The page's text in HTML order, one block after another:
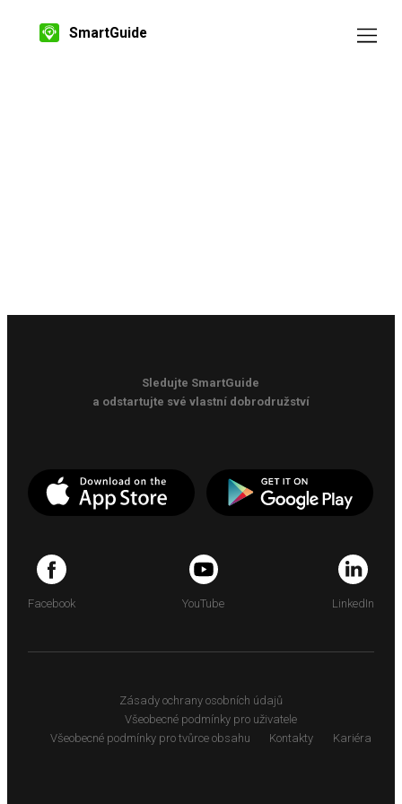
SmartGuide
Sledujte SmartGuide
a odstartujte své vlastní dobrodružství
Facebook YouTube LinkedIn
Zásady ochrany osobních údajů
Všeobecné podmínky pro uživatele
Všeobecné podmínky pro tvůrce obsahu
Kontakty Kariéra